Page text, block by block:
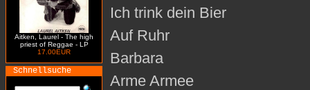
Aitken, Laurel - The high
priest of Reggae - LP
17.00EUR
Schnellsuche
Ich trink dein Bier
Auf Ruhr
Barbara
Arme Armee